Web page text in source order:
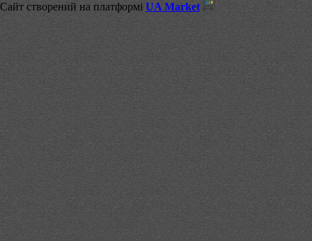
Сайт створений на платформі UA Market